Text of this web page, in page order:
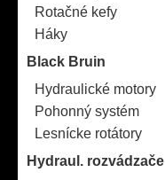
Rotačné kefy
Háky
Black Bruin
Hydraulické motory
Pohonný systém
Lesnícke rotátory
Hydraul. rozvádzače